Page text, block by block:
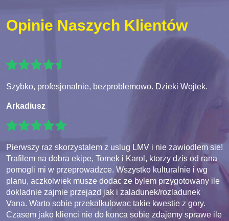
Opinie Naszych Klientów
Szybko, profesjonalnie, bezproblemowo. Dzieki Wojtek.
Arkadiusz
Pierwszy raz skorzystalem z uslug LMV i nie zawiodlem sie!
Trafilem na dobra ekipe, Tomek i Karol, ktorzy dzis od rana
pomogli mi w przeprowadzce. Wszystko kulturalnie i wg
planu, aczkolwiek musze dodac ze bylem przygotowany ile
dokladnie zajmie przejazd jak i zaladunek/rozladunek
Vana. Warto sobie przekalkulowac takie kwestie z gory.
Czasem jako klienci nie do konca sobie zdajemy sprawe ile